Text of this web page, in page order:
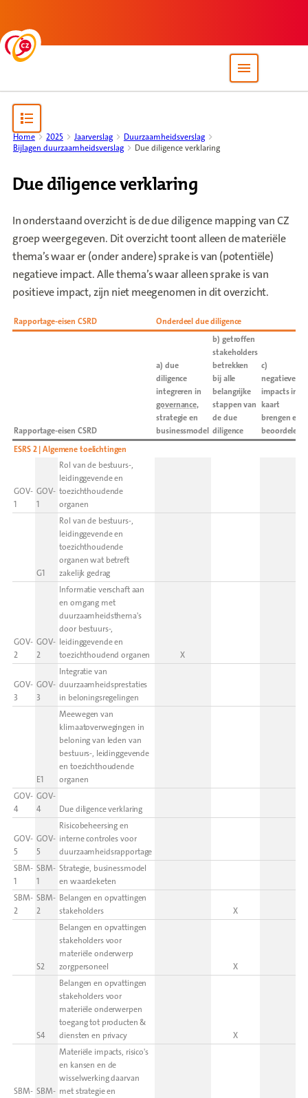
Open site
Home 2025 Jaarverslag
Duurzaamheidsverslag
Bijlagen duurzaamheidsverslag
Due diligence verklaring
Due diligence verklaring
In onderstaand overzicht is de due diligence mapping van CZ
groep weergegeven. Dit overzicht toont alleen de materiële
thema’s waar er (onder andere) sprake is van (potentiële)
negatieve impact. Alle thema’s waar alleen sprake is van
positieve impact, zijn niet meegenomen in dit overzicht.
Rapportage-eisen CSRD Onderdeel due diligence
Rapportage-eisen CSRD
a) due
diligence
integreren in
governance,
strategie en
businessmodel
b) getroffen
stakeholders
betrekken
bij alle
belangrijke
stappen van
de due
diligence
c)
negatieve
impacts in
kaart
brengen en
beoordelen
ESRS 2 | Algemene toelichtingen
GOV-
1
GOV-
1
Rol van de bestuurs-,
leidinggevende en
toezichthoudende
organen
G1
Rol van de bestuurs-,
leidinggevende en
toezichthoudende
organen wat betreft
zakelijk gedrag
GOV-
2
GOV-
2
Informatie verschaft aan
en omgang met
duurzaamheidsthema's
door bestuurs-,
leidinggevende en
toezichthoudend organen
X
GOV-
3
GOV-
3
Integratie van
duurzaamheidsprestaties
in beloningsregelingen
E1
Meewegen van
klimaatoverwegingen in
beloning van leden van
bestuurs-, leidinggevende
en toezichthoudende
organen
GOV-
4
GOV-
4
Due diligence verklaring
GOV-
5
GOV-
5
Risicobeheersing en
interne controles voor
duurzaamheidsrapportage
SBM-
1
SBM-
1
Strategie, businessmodel
en waardeketen
SBM-
2
SBM-
2
Belangen en opvattingen
stakeholders
X
S2
Belangen en opvattingen
stakeholders voor
materiële onderwerp
zorgpersoneel
X
S4
Belangen en opvattingen
stakeholders voor
materiële onderwerpen
toegang tot producten &
diensten en privacy
X
SBM- SBM-
Materiële impacts, risico's
en kansen en de
wisselwerking daarvan
met strategie en
Open content navigation